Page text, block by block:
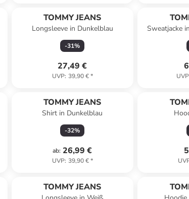
TOMMY JEANS
Longsleeve in Dunkelblau
-31%
27,49 €
UVP: 39,90 €*
Sweatjacke
UVP
TOMMY JEANS
Shirt in Dunkelblau
-32%
ab: 26,99 €
UVP: 39,90 €*
TOMMY JEANS